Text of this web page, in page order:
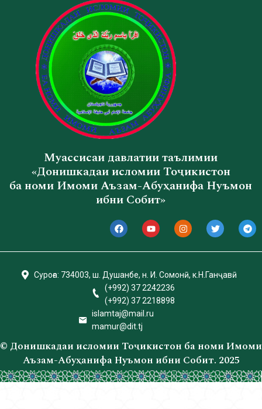
Муассисаи давлатии таълимии
«Донишкадаи исломии Тоҷикистон
ба номи Имоми Аъзам-Абуҳанифа Нуъмон
ибни Собит»
Суроға: 734003, ш. Душанбе, н. И. Сомонӣ, к.Н.Ганҷавӣ
(+992) 37 2242236
(+992) 37 2218898
islamtаj@mail.ru
mamur@dit.tj
© Донишкадаи исломии Тоҷикистон ба номи Имоми
Аъзам-Абуҳанифа Нуъмон ибни Собит. 2025